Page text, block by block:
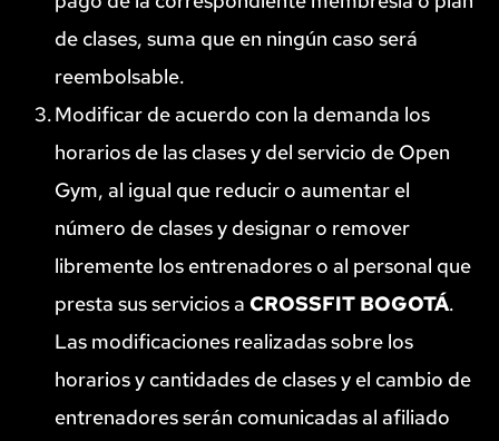
de clases, suma que en ningún caso será
reembolsable.
Modificar de acuerdo con la demanda los
horarios de las clases y del servicio de Open
Gym, al igual que reducir o aumentar el
número de clases y designar o remover
libremente los entrenadores o al personal que
presta sus servicios a CROSSFIT BOGOTÁ.
Las modificaciones realizadas sobre los
horarios y cantidades de clases y el cambio de
entrenadores serán comunicadas al afiliado